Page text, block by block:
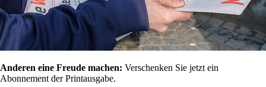
Anderen eine Freude machen: Verschenken Sie jetzt ein
Abonnement der Printausgabe.